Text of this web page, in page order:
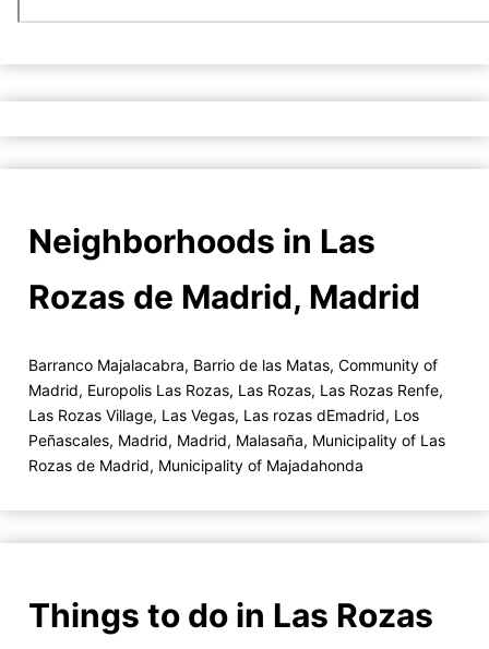
Neighborhoods in Las
Rozas de Madrid, Madrid
Barranco Majalacabra, Barrio de las Matas, Community of
Madrid, Europolis Las Rozas, Las Rozas, Las Rozas Renfe,
Las Rozas Village, Las Vegas, Las rozas dEmadrid, Los
Peñascales, Madrid, Madrid, Malasaña, Municipality of Las
Rozas de Madrid, Municipality of Majadahonda
Things to do in Las Rozas